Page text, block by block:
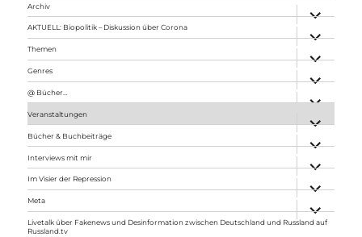
Archiv
anzeigen
AKTUELL: Biopolitik – Diskussion über Corona
anzeigen
Themen
anzeigen
Genres
anzeigen
@ Bücher…
Veranstaltungen
anzeigen
Bücher & Buchbeiträge
anzeigen
Interviews mit mir
anzeigen
Im Visier der Repression
anzeigen
Meta
anzeigen
Livetalk über Fakenews und Desinformation zwischen Deutschland und Russland auf
Russland.tv